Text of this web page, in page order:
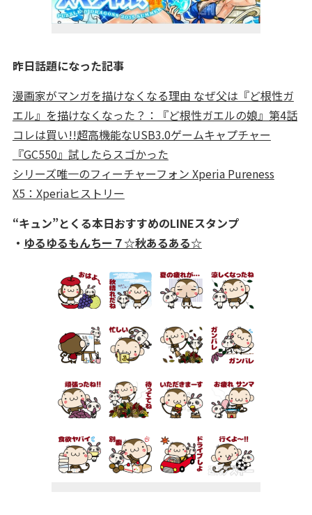
昨日話題になった記事
漫画家がマンガを描けなくなる理由 なぜ父は『ど根性ガ
エル』を描けなくなった？：『ど根性ガエルの娘』第4話
コレは買い!!超高機能なUSB3.0ゲームキャプチャー
『GC550』試したらスゴかった
シリーズ唯一のフィーチャーフォン Xperia Pureness
X5：Xperiaヒストリー
“キュン”とくる本日おすすめのLINEスタンプ
・ ゆるゆるもんちー７☆秋あるある☆